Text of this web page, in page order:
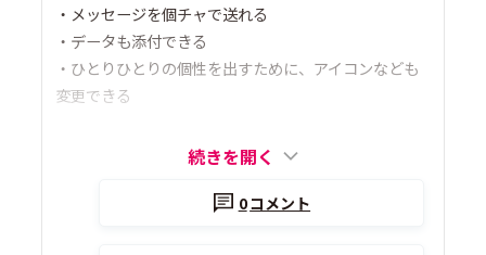
・メッセージを個チャで送れる
・データも添付できる
・ひとりひとりの個性を出すために、アイコンなども
変更できる
続きを開く
0コメント